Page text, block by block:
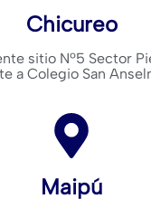
Chicureo
sitio Nº5 Sector
a Colegio San
Maipú